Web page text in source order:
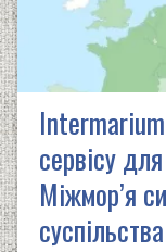
сервісу
Міжмор’я
суспільства